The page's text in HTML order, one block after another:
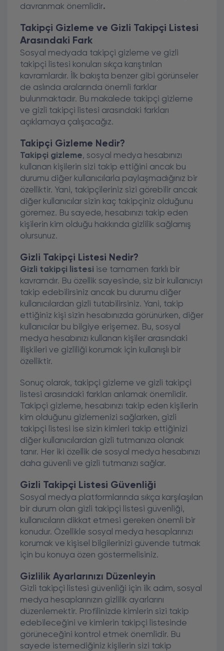
davranmak önemlidir.
Takipçi Gizleme ve Gizli Takipçi Listesi
Arasındaki Fark
Sosyal medyada takipçi gizleme ve gizli
takipçi listesi konuları sıkça karıştırılan
kavramlardır. İlk bakışta benzer gibi görünseler
de aslında aralarında önemli farklar
bulunmaktadır. Bu makalede takipçi gizleme
ve gizli takipçi listesi arasındaki farkları
açıklamaya çalışacağız.
Takipçi Gizleme Nedir?
Takipçi gizleme, sosyal medya hesabınızı
kullanan kişilerin sizi takip ettiğini ancak bu
durumu diğer kullanıcılarla paylaşmadığınız bir
özelliktir. Yani, takipçileriniz sizi görebilir ancak
diğer kullanıcılar sizin kaç takipçiniz olduğunu
göremez. Bu sayede, hesabınızı takip eden
kişilerin kim olduğu hakkında gizlilik sağlamış
olursunuz.
Gizli Takipçi Listesi Nedir?
Gizli takipçi listesi ise tamamen farklı bir
kavramdır. Bu özellik sayesinde, siz bir kullanıcıyı
takip edebilirsiniz ancak bu durumu diğer
kullanıcılardan gizli tutabilirsiniz. Yani, takip
ettiğiniz kişi sizin hesabınızda görünürken, diğer
kullanıcılar bu bilgiye erişemez. Bu, sosyal
medya hesabınızı kullanan kişiler arasındaki
ilişkileri ve gizliliği korumak için kullanışlı bir
özelliktir.
Sonuç olarak, takipçi gizleme ve gizli takipçi
listesi arasındaki farkları anlamak önemlidir.
Takipçi gizleme, hesabınızı takip eden kişilerin
kim olduğunu gizlemenizi sağlarken, gizli
takipçi listesi ise sizin kimleri takip ettiğinizi
diğer kullanıcılardan gizli tutmanıza olanak
tanır. Her iki özellik de sosyal medya hesabınızı
daha güvenli ve gizli tutmanızı sağlar.
Gizli Takipçi Listesi Güvenliği
Sosyal medya platformlarında sıkça karşılaşılan
bir durum olan gizli takipçi listesi güvenliği,
kullanıcıların dikkat etmesi gereken önemli bir
konudur. Özellikle sosyal medya hesaplarınızı
korumak ve kişisel bilgilerinizi güvende tutmak
için bu konuya özen göstermelisiniz.
Gizlilik Ayarlarınızı Düzenleyin
Gizli takipçi listesi güvenliği için ilk adım, sosyal
medya hesaplarınızın gizlilik ayarlarını
düzenlemektir. Profilinizde kimlerin sizi takip
edebileceğini ve kimlerin takipçi listesinde
görüneceğini kontrol etmek önemlidir. Bu
sayede istemediğiniz kişilerin sizi takip